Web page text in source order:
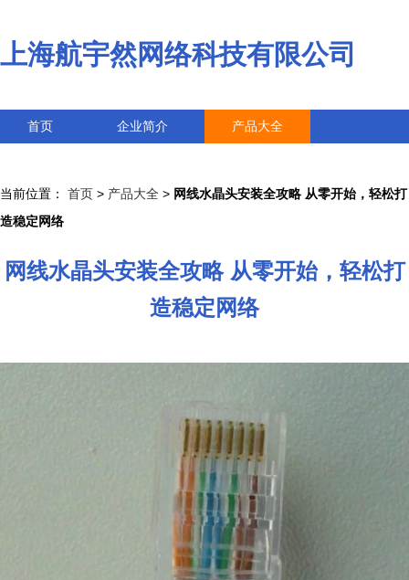
上海航宇然网络科技有限公司
首页 企业简介 产品大全
当前位置： 首页 > 产品大全 > 网线水晶头安装全攻略 从零开始，轻松打
造稳定网络
网线水晶头安装全攻略 从零开始，轻松打
造稳定网络